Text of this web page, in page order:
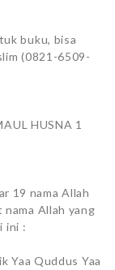
buku, bisa
(0821-6509-
HUSNA 1
19 nama Allah
Allah yang
ini :
Yaa Quddus Yaa